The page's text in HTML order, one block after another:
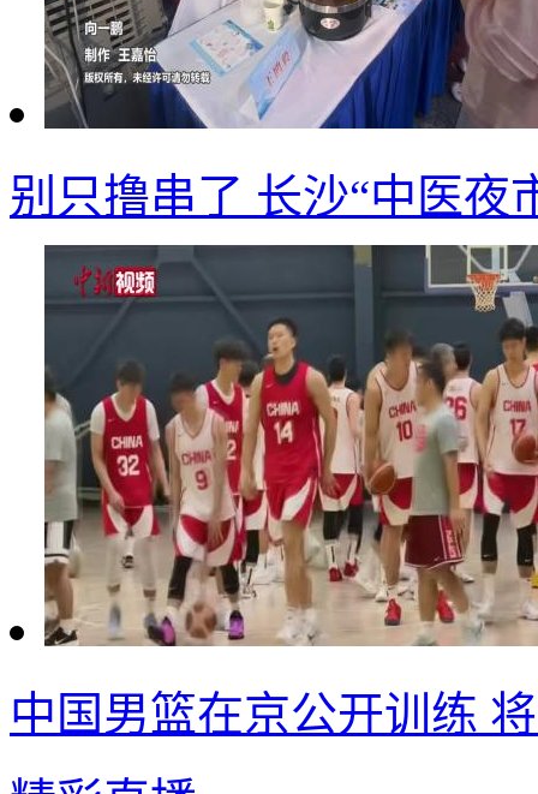
别只撸串了 长沙“中医夜
中国男篮在京公开训练